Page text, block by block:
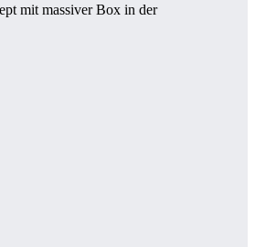
mit massiver Box in der